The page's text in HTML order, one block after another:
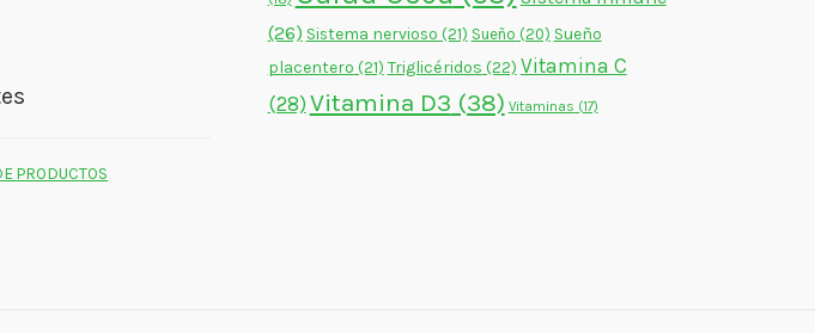
PRODUCTOS
(26) Sistema nervioso (21) Sueño (20) Sueño
placentero (21) Triglicéridos (22) Vitamina C
(28) Vitamina D3 (38) Vitaminas (17)